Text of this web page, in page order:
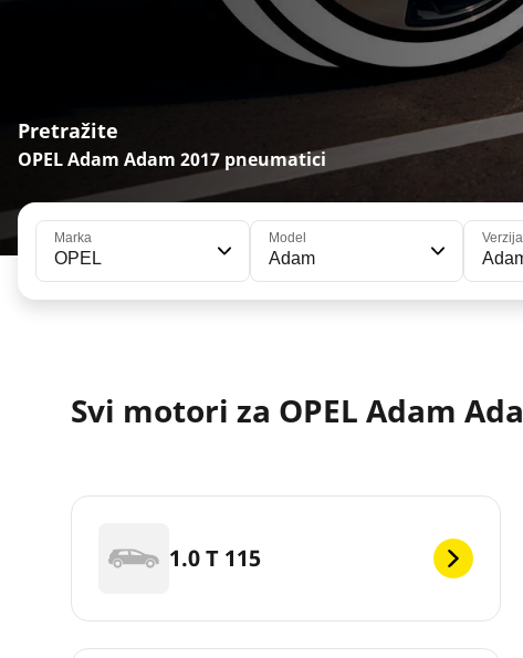
Pretražite
OPEL Adam Adam 2017 pneumatici
Marka
OPEL
Model
Adam
Verzija
Svi motori za OPEL Adam
1.0 T 115